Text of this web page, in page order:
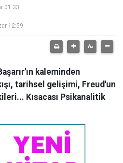
01:33
12:59
kaleminden
tarihsel gelişimi, Freud'un
Kısacası Psikanalitik